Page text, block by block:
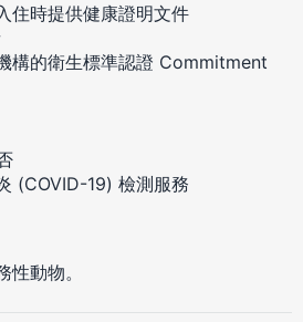
住時提供健康證明文件
構的衛生標準認證 Commitment
(COVID-19) 檢測服務
動物。